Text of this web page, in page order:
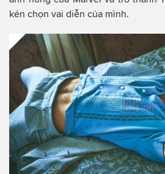
kén chọn vai diễn của mình.